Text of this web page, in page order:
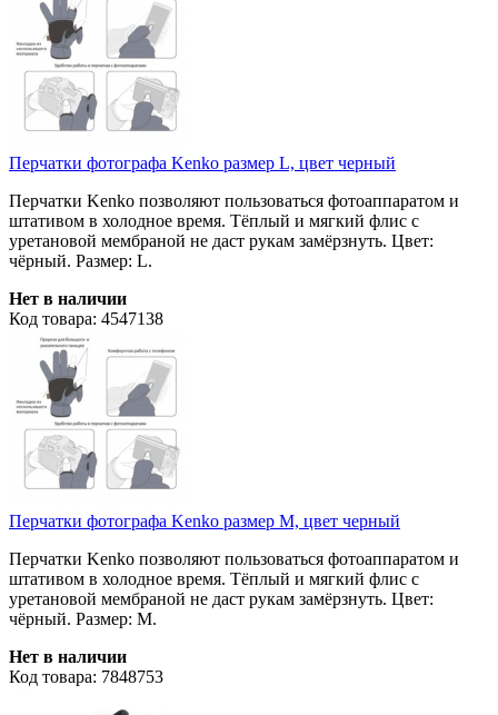
Перчатки фотографа Kenko размер L, цвет черный
Перчатки Kenko позволяют пользоваться фотоаппаратом и
штативом в холодное время. Тёплый и мягкий флис с
уретановой мембраной не даст рукам замёрзнуть. Цвет:
чёрный. Размер: L.
Нет в наличии
Код товара: 4547138
Перчатки фотографа Kenko размер M, цвет черный
Перчатки Kenko позволяют пользоваться фотоаппаратом и
штативом в холодное время. Тёплый и мягкий флис с
уретановой мембраной не даст рукам замёрзнуть. Цвет:
чёрный. Размер: M.
Нет в наличии
Код товара: 7848753